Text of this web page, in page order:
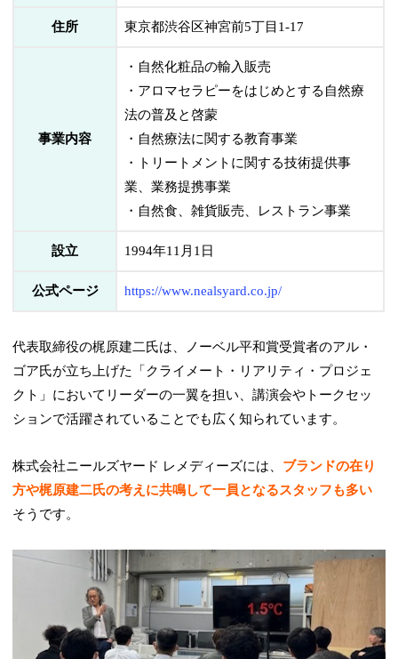
住所 東京都渋谷区神宮前5丁目1-17
事業内容
・自然化粧品の輸入販売
・アロマセラピーをはじめとする自然療
法の普及と啓蒙
・自然療法に関する教育事業
・トリートメントに関する技術提供事
業、業務提携事業
・自然食、雑貨販売、レストラン事業
設立 1994年11月1日
公式ページ https://www.nealsyard.co.jp/
代表取締役の梶原建二氏は、ノーベル平和賞受賞者のアル・
ゴア氏が立ち上げた「クライメート・リアリティ・プロジェ
クト」においてリーダーの一翼を担い、講演会やトークセッ
ションで活躍されていることでも広く知られています。
株式会社ニールズヤード レメディーズには、 ブランドの在り
方や梶原建二氏の考えに共鳴して一員となるスタッフも多い
そうです。